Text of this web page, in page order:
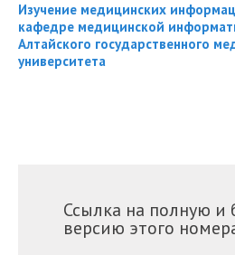
Изучение медицинских
кафедре медицинской
Алтайского государственного
университета
Ссылка на полную и
версию этого